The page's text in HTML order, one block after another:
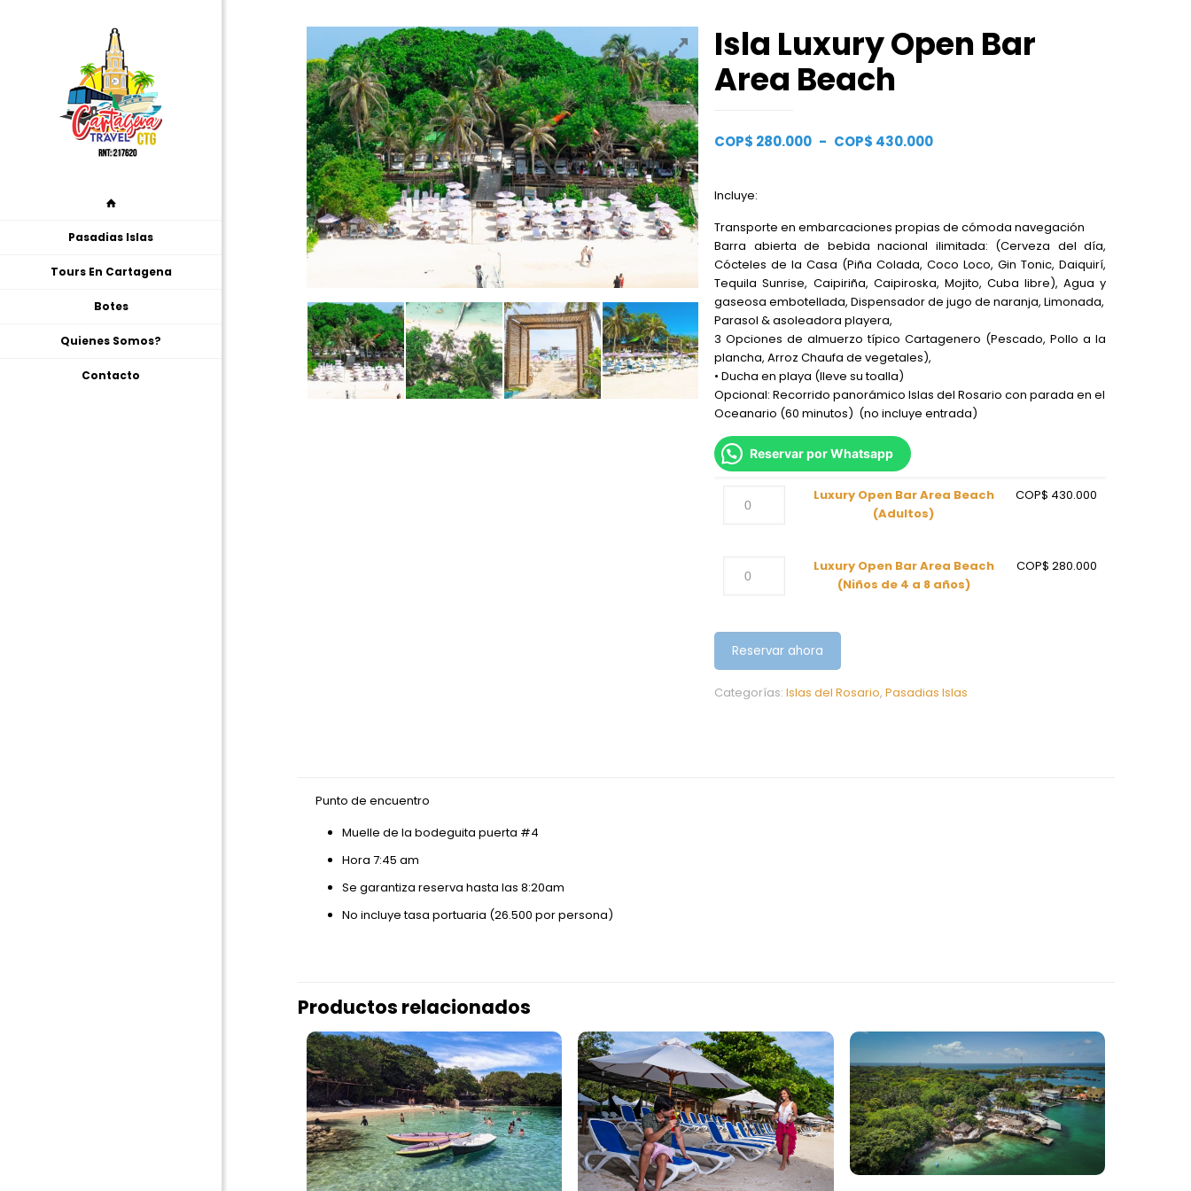
Pasadias Islas
Tours En Cartagena
Botes
Quienes Somos?
Contacto
Isla Luxury Open Bar
Area Beach
COP$ 280.000 - COP$ 430.000Rango
COP$ 280.000
hasta
COP$ 430.000
Incluye:
⁠Transporte en embarcaciones propias de cómoda navegación
⁠Barra abierta de bebida nacional ilimitada: (Cerveza del día,
Cócteles de la Casa (Piña Colada, Coco Loco, Gin Tonic, Daiquirí,
Tequila Sunrise, Caipiriña, Caipiroska, Mojito, Cuba libre), Agua y
gaseosa embotellada, Dispensador de jugo de naranja, Limonada,
Parasol & asoleadora playera,
⁠3 Opciones de almuerzo típico Cartagenero (Pescado, Pollo a la
plancha, Arroz Chaufa de vegetales),
• Ducha en playa (lleve su toalla)
Opcional: Recorrido panorámico Islas del Rosario con parada en el
Oceanario (60 minutos) (no incluye entrada)
Reservar por Whatsapp
Luxury Open Bar Area Beach
(Adultos)
COP$ 430.000
Luxury Open Bar Area Beach
(Niños de 4 a 8 años)
COP$ 280.000
Reservar ahora
Categorías:Islas del Rosario,Pasadias Islas
Punto de encuentro
Muelle de la bodeguita puerta #4
Hora 7:45 am
Se garantiza reserva hasta las 8:20am
No incluye tasa portuaria (26.500 por persona)
Productos relacionados